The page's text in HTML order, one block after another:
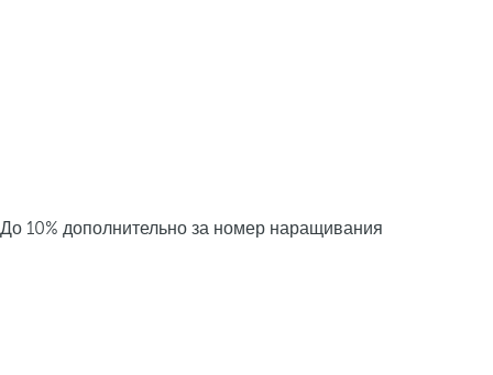
До 10% дополнительно за номер наращивания